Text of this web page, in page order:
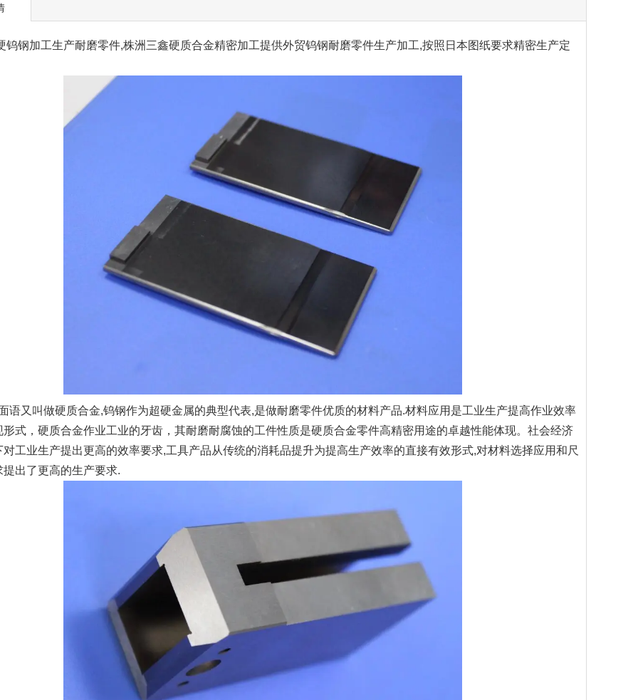
钢加工生产耐磨零件,株洲三鑫硬质合金精密加工提供外贸钨钢耐磨零件生产加工,按照日本图纸要求精密生产定
又叫做硬质合金,钨钢作为超硬金属的典型代表,是做耐磨零件优质的材料产品.材料应用是工业生产提高作业效率
形式，硬质合金作业工业的牙齿，其耐磨耐腐蚀的工件性质是硬质合金零件高精密用途的卓越性能体现。社会经济
对工业生产提出更高的效率要求,工具产品从传统的消耗品提升为提高生产效率的直接有效形式,对材料选择应用和尺
提出了更高的生产要求.